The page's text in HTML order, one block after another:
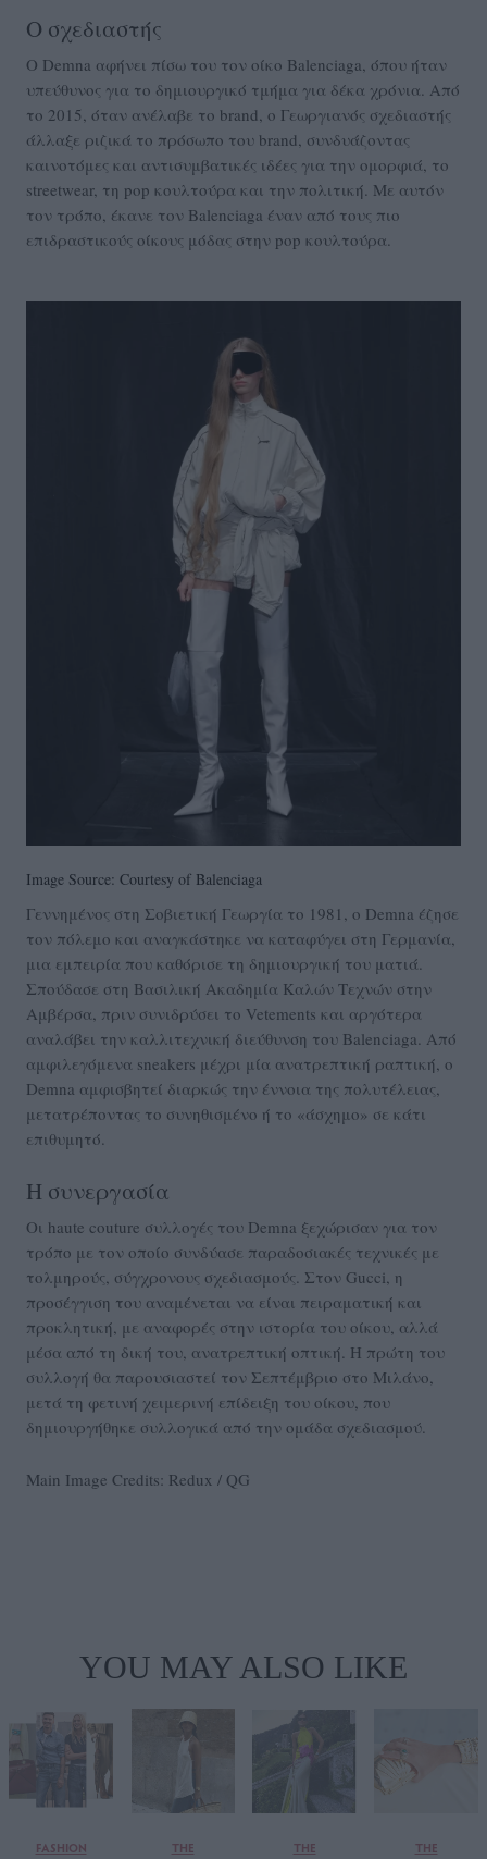
Ο σχεδιαστής
Ο Demna αφήνει πίσω του τον οίκο Balenciaga, όπου ήταν
υπεύθυνος για το δημιουργικό τμήμα για δέκα χρόνια. Από
το 2015, όταν ανέλαβε το brand, ο Γεωργιανός σχεδιαστής
άλλαξε ριζικά το πρόσωπο του brand, συνδυάζοντας
καινοτόμες και αντισυμβατικές ιδέες για την ομορφιά, το
streetwear, τη pop κουλτούρα και την πολιτική. Με αυτόν
τον τρόπο, έκανε τον Balenciaga έναν από τους πιο
επιδραστικούς οίκους μόδας στην pop κουλτούρα.
Image Source: Courtesy of Balenciaga
Γεννημένος στη Σοβιετική Γεωργία το 1981, ο Demna έζησε
τον πόλεμο και αναγκάστηκε να καταφύγει στη Γερμανία,
μια εμπειρία που καθόρισε τη δημιουργική του ματιά.
Σπούδασε στη Βασιλική Ακαδημία Καλών Τεχνών στην
Αμβέρσα, πριν συνιδρύσει το Vetements και αργότερα
αναλάβει την καλλιτεχνική διεύθυνση του Balenciaga. Από
αμφιλεγόμενα sneakers μέχρι μία ανατρεπτική ραπτική, ο
Demna αμφισβητεί διαρκώς την έννοια της πολυτέλειας,
μετατρέποντας το συνηθισμένο ή το «άσχημο» σε κάτι
επιθυμητό.
Η συνεργασία
Οι haute couture συλλογές του Demna ξεχώρισαν για τον
τρόπο με τον οποίο συνδύασε παραδοσιακές τεχνικές με
τολμηρούς, σύγχρονους σχεδιασμούς. Στον Gucci, η
προσέγγιση του αναμένεται να είναι πειραματική και
προκλητική, με αναφορές στην ιστορία του οίκου, αλλά
μέσα από τη δική του, ανατρεπτική οπτική. Η πρώτη του
συλλογή θα παρουσιαστεί τον Σεπτέμβριο στο Μιλάνο,
μετά τη φετινή χειμερινή επίδειξη του οίκου, που
δημιουργήθηκε συλλογικά από την ομάδα σχεδιασμού.
Main Image Credits: Redux / QG
YOU MAY ALSO LIKE
FASHION THE THE THE